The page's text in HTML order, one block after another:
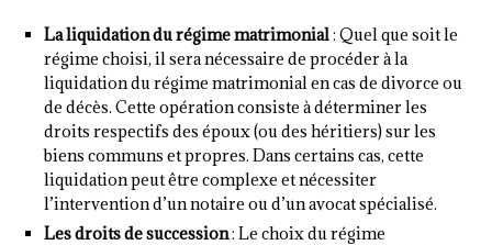
La liquidation du régime matrimonial: Quel que soit le
régime choisi, il sera nécessaire de procéder à la
liquidation du régime matrimonial en cas de divorce ou
de décès. Cette opération consiste à déterminer les
droits respectifs des époux (ou des héritiers) sur les
biens communs et propres. Dans certains cas, cette
liquidation peut être complexe et nécessiter
l’intervention d’un notaire ou d’un avocat spécialisé.
Les droits de succession: Le choix du régime